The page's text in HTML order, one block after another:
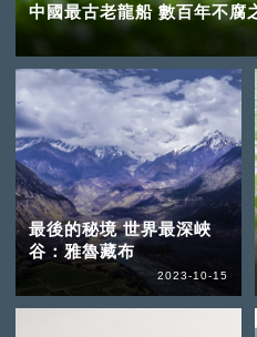
中國最古老龍船 數百年不腐
最後的秘境 世界最深峽
谷：雅魯藏布
2023-10-15